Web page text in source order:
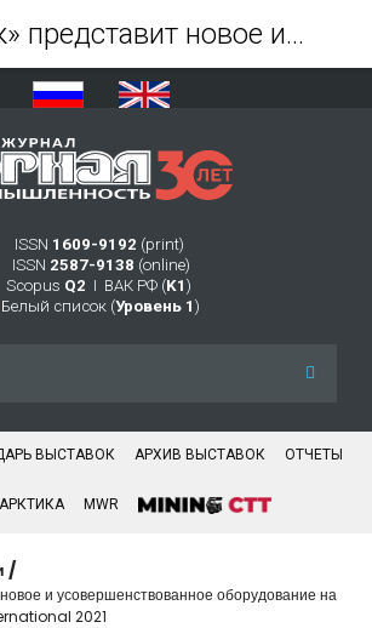
ISSN 1609-9192 (print)
ISSN 2587-9138 (online)
Scopus Q2 Ι ВАК РФ (K1 )
Белый список (Уровень 1 )
ВЫСТАВОК АРХИВ ВЫСТАВОК ОТЧЕТЫ
АРКТИКА MWR
/
и усовершенствованное оборудование на
2021
«Эпирок» представит новое и усовершенствованное оборудование на выставке MINExpo International 2021 - Журнал Горная промышленность